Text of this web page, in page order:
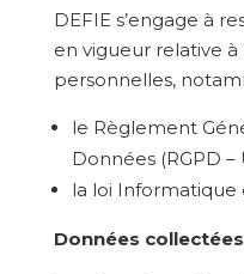
DEFIE s’engage à
en vigueur relative
personnelles,
le Règlement
Données (RGPD –
la loi Informatique
Données collectées